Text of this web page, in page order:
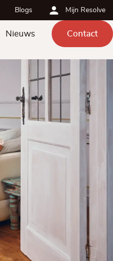
Blogs Mijn Resolve
Nieuws Contact